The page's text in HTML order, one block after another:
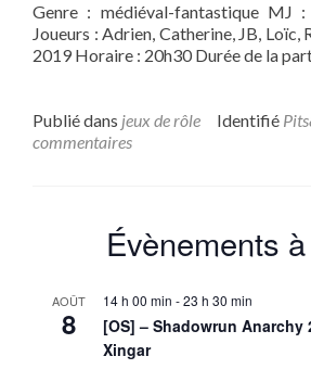
Genre : médiéval-fantastique MJ
Joueurs : Adrien, Catherine, JB, Loïc,
2019 Horaire : 20h30 Durée de la
Publié dans jeux de rôle Identifié
commentaires
Évènements
AOÛT
8
14 h 00 min -23 h 30 min
[OS] – Shadowrun Anarchy
Xingar